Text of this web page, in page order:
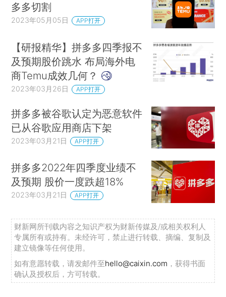
多多切割
2023年05月05日 APP打开
【研报精华】拼多多四季报不
及预期股价跳水 布局海外电
商Temu成效几何？
2023年03月26日 APP打开
拼多多被谷歌认定为恶意软件
已从谷歌应用商店下架
2023年03月21日 APP打开
拼多多2022年四季度业绩不
及预期 股价一度跌超18%
2023年03月21日 APP打开
财新网所刊载内容之知识产权为财新传媒及/或相关权利人
专属所有或持有。未经许可，禁止进行转载、摘编、复制及
建立镜像等任何使用。
如有意愿转载，请发邮件至hello@caixin.com ，获得书面
确认及授权后，方可转载。